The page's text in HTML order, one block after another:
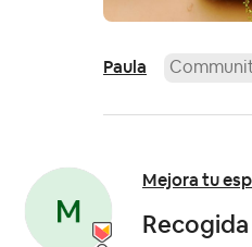
Paula
Mejora tu